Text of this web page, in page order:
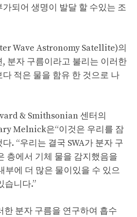
되어 생명이 발달 할 수있는 조
Wave Astronomy Satellite)의
분자 구름이라고 불리는 이러한
적은 물을 함유 한 것으로 나
& Smithsonian 센터의
Melnick은“이것은 우리를 잠
. “우리는 결국 SWA가 분자 구
층에서 기체 물을 감지했음을
부에 더 많은 물이있을 수 있으
습니다.”
한 분자 구름을 연구하여 흡수